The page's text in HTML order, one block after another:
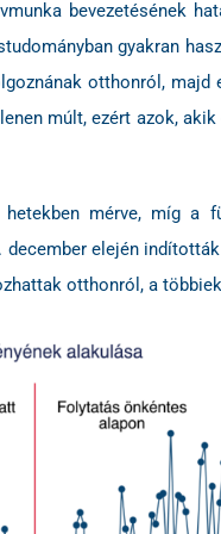
bevezetésének
gyakran
otthonról,
múlt, ezért azok,
mérve, míg a
elején
otthonról, a